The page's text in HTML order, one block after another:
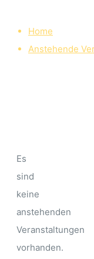
Home
Anstehende
Es
sind
keine
anstehenden
Veranstaltungen
vorhanden.